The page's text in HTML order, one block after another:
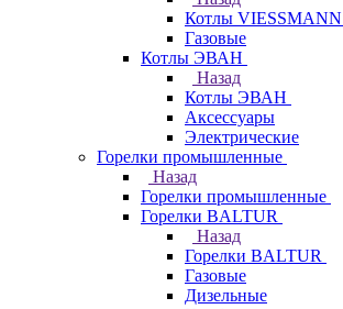
Котлы VIESSMANN
Газовые
Котлы ЭВАН
Назад
Котлы ЭВАН
Аксессуары
Электрические
Горелки промышленные
Назад
Горелки промышленные
Горелки BALTUR
Назад
Горелки BALTUR
Газовые
Дизельные